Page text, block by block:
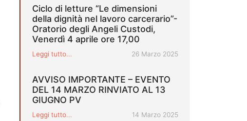
Ciclo di letture “Le dimensioni
della dignità nel lavoro carcerario”-
Oratorio degli Angeli Custodi,
Venerdì 4 aprile ore 17,00
Leggi tutto... Pubblicato il
26 Marzo 2025
AVVISO IMPORTANTE – EVENTO
DEL 14 MARZO RINVIATO AL 13
GIUGNO PV
Leggi tutto... Pubblicato il
14 Marzo 2025